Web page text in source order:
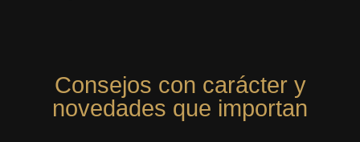
Consejos con carácter y
novedades que importan